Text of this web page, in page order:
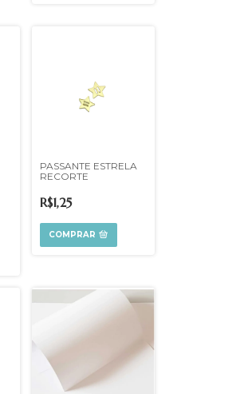
PASSANTE ESTRELA
RECORTE
R$1,25
COMPRAR